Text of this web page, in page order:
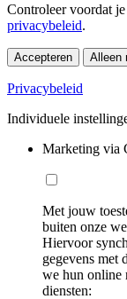
Controleer voordat
privacybeleid.
Accepteren Alleen
Privacybeleid
Individuele
Marketing via
Met jouw
buiten onze
Hiervoor
gegevens met
we hun online
diensten: